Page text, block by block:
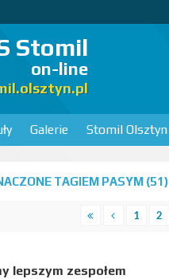
Stomil
on-line
Galerie Stomil Olsztyn
TAGIEM PASYM (51)
1 2
lepszym zespołem